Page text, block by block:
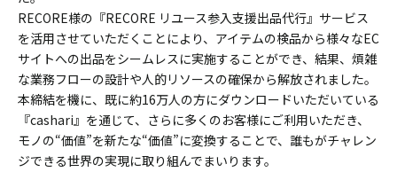
RECORE様の『RECORE リユース参入支援出品代行』サービス
を活用させていただくことにより、アイテムの検品から様々なEC
サイトへの出品をシームレスに実施することができ、結果、煩雑
な業務フローの設計や人的リソースの確保から解放されました。
本締結を機に、既に約16万人の方にダウンロードいただいている
『cashari』を通じて、さらに多くのお客様にご利用いただき、
モノの“価値”を新たな“価値”に変換することで、誰もがチャレン
ジできる世界の実現に取り組んでまいります。